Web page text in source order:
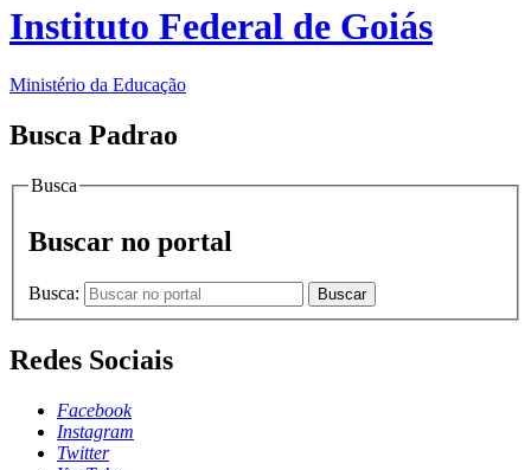
Instituto Federal de Goiás
Ministério da Educação
Busca Padrao
Busca
Buscar no portal
Busca: Buscar
Redes Sociais
Facebook
Instagram
Twitter